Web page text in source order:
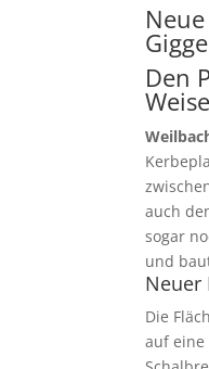
Den
auch
sogar
und
Neuer
Die
auf eine